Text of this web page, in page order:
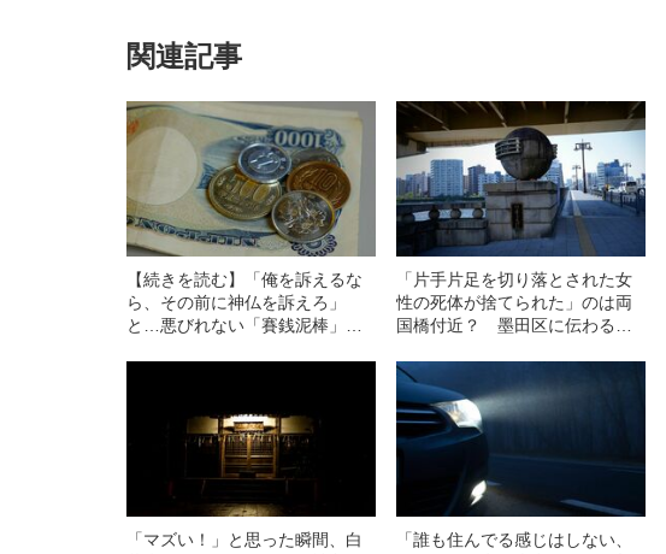
関連記事
【続きを読む】「俺を訴えるな
ら、その前に神仏を訴えろ」
と…悪びれない「賽銭泥棒」の
「片手片足を切り落とされた女
性の死体が捨てられた」のは両
国橋付近？ 墨田区に伝わる怪
をめぐってみた
「マズい！」と思った瞬間、白
「誰も住んでる感じはしない、